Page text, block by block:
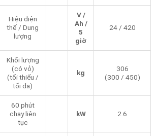
Hiệu điện
thế / Dung
lượng
V /
Ah /
5
giờ
24 / 420
Khối lượng
(có vỏ)
(tối thiểu /
tối đa)
kg
306
(300 / 450)
60 phút
chạy liên
tục
kW 2.6